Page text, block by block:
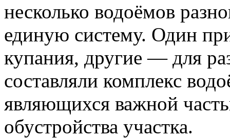
несколько водоёмов
единую систему. Один
купания, другие — для
составляли комплекс
являющихся важной
обустройства участка.